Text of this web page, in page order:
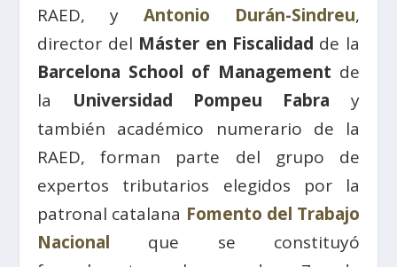
RAED, y Antonio Durán-Sindreu,
director del Máster en Fiscalidad de la
Barcelona School of Management de
la Universidad Pompeu Fabra y
también académico numerario de la
RAED, forman parte del grupo de
expertos tributarios elegidos por la
patronal catalana Fomento del Trabajo
Nacional que se constituyó